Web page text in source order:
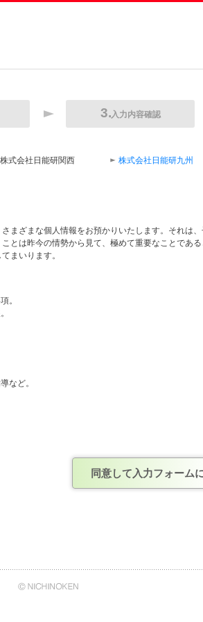
入力内容確認
株式会社日能研関西 株式会社日能研九州
まざまな個人情報をお預かりいたします。それは
とは昨今の情勢から見て、極めて重要なことであ
まいります。
。
など。
だ企業。
報を提出いただけない場合は、今後の当社からの
株式会社日能研関西・株式会社日能研九州・株式会
同意して入力フォーム